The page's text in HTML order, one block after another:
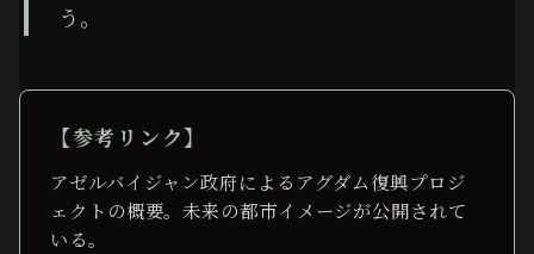
う。
【参考リンク】
アゼルバイジャン政府によるアグダム復興プロジ
ェクトの概要。未来の都市イメージが公開されて
いる。